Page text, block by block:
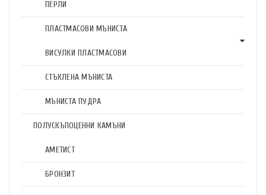
ПЕРЛИ
ПЛАСТМАСОВИ МЪНИСТА
ВИСУЛКИ ПЛАСТМАСОВИ
СТЪКЛЕНА МЪНИСТА
МЪНИСТА ПУДРА
ПОЛУСКЪПОЦЕННИ КАМЪНИ
АМЕТИСТ
БРОНЗИТ